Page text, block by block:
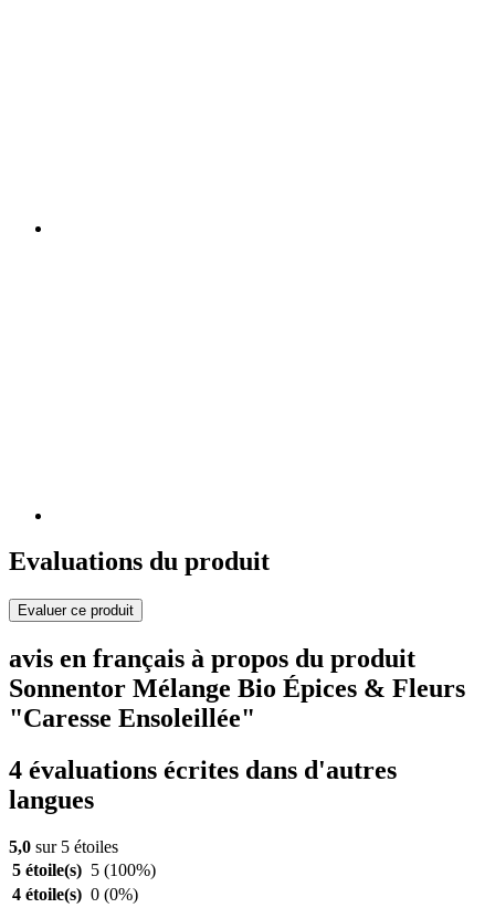
Evaluations du produit
Evaluer ce produit
avis en français à propos du produit
Sonnentor Mélange Bio Épices & Fleurs
"Caresse Ensoleillée"
4 évaluations écrites dans d'autres
langues
5,0 sur 5 étoiles
5 étoile(s) 5 (100%)
4 étoile(s) 0 (0%)